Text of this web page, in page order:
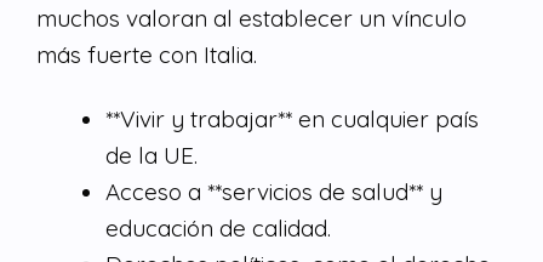
muchos valoran al establecer un vínculo
más fuerte con Italia.
**Vivir y trabajar** en cualquier país
de la UE.
Acceso a **servicios de salud** y
educación de calidad.